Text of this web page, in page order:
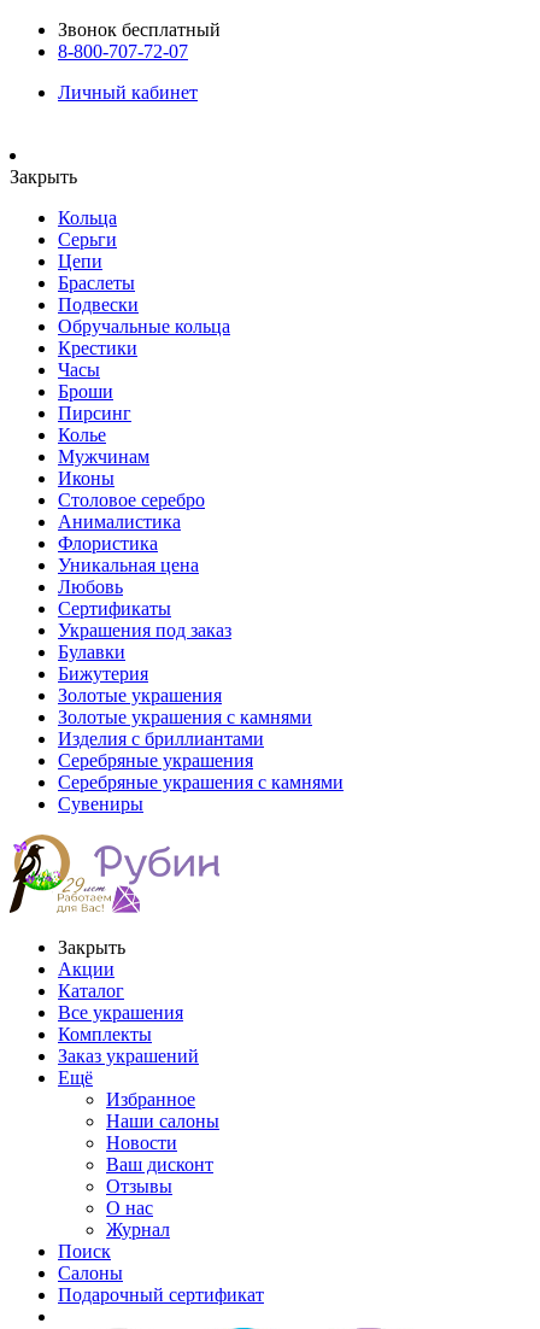
Звонок бесплатный
8-800-707-72-07
Личный кабинет
Закрыть
Кольца
Серьги
Цепи
Браслеты
Подвески
Обручальные кольца
Крестики
Часы
Броши
Пирсинг
Колье
Мужчинам
Иконы
Столовое серебро
Анималистика
Флористика
Уникальная цена
Любовь
Сертификаты
Украшения под заказ
Булавки
Бижутерия
Золотые украшения
Золотые украшения с камнями
Изделия с бриллиантами
Серебряные украшения
Серебряные украшения с камнями
Сувениры
Закрыть
Акции
Каталог
Все украшения
Комплекты
Заказ украшений
Ещё
Избранное
Наши салоны
Новости
Ваш дисконт
Отзывы
О нас
Журнал
Поиск
Салоны
Подарочный сертификат